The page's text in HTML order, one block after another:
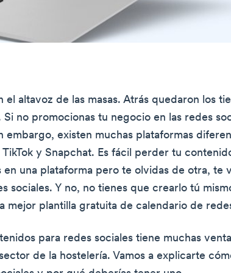
el altavoz de las masas. Atrás quedaron los
no promocionas tu negocio en las redes
embargo, existen muchas plataformas
TikTok y Snapchat. Es fácil perder tu
en una plataforma pero te olvidas de otra, te
sociales. Y no, no tienes que crearlo tú
mejor plantilla gratuita de calendario de
para redes sociales tiene muchas
de la hostelería. Vamos a explicarte